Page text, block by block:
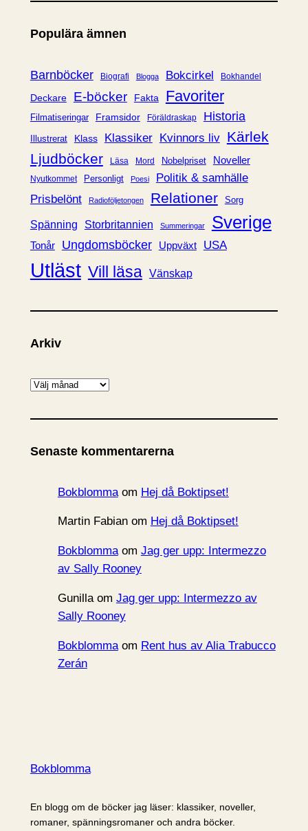
g
r
Populära ämnen
Barnböcker Biografi Blogga Bokcirkel Bokhandel
Deckare E-böcker Fakta Favoriter
Filmatiseringar Framsidor Föräldraskap Historia
Illustrerat Klass Klassiker Kvinnors liv Kärlek
Ljudböcker
Läsa Mord Nobelpriset Noveller
Nyutkommet Personligt Poesi
Politik & samhälle
Prisbelönt
Radioföljetongen Relationer Sorg
Spänning Storbritannien Summeringar Sverige
Tonår Ungdomsböcker Uppväxt USA
Utläst Vill läsa Vänskap
Arkiv
A
k
v
Senaste kommentarerna
Bokblommaom Hej då Boktipset!
Martin Fabianom Hej då Boktipset!
Bokblommaom Jag ger upp: Intermezzo
av Sally Rooney
Gunillaom Jag ger upp: Intermezzo av
Sally Rooney
Bokblommaom Rent hus av Alia Trabucco
Zerán
Bokblomma
En blogg om de böcker jag läser: klassiker, noveller,
romaner, spänningsromaner och andra böcker.